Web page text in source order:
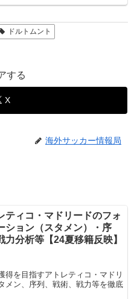
ドルトムント
する
X
海外サッカー情報局
ティコ・マドリードのフォ
ション（スタメン）・序
力分析等【24夏移籍反映】
得を目指すアトレティコ・マドリ
メン、序列、戦術、戦力等を徹底